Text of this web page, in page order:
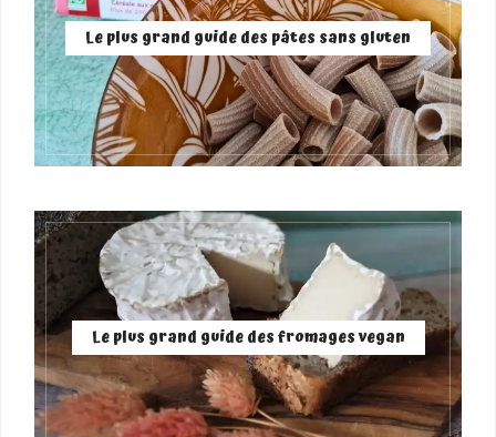
Le plus grand guide des pâtes sans gluten
Le plus grand guide des fromages vegan